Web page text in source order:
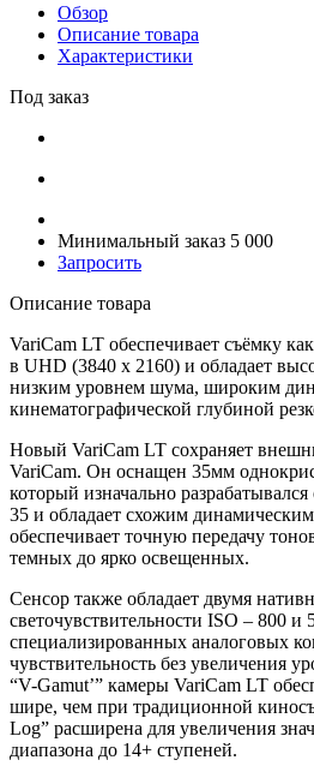
Обзор
Описание товара
Характеристики
Под заказ
Минимальный заказ 5 000
Запросить
Описание товара
VariCam LT обеспечивает съёмку
в UHD (3840 x 2160) и обладает
низким уровнем шума, широким
кинематографической глубиной
Новый VariCam LT сохраняет
VariCam. Он оснащен 35мм
который изначально
35 и обладает схожим
обеспечивает точную передачу
темных до ярко освещенных.
Сенсор также обладает двумя
светочувствительности ISO – 800 и
специализированных аналоговых
чувствительность без увеличения
“V-Gamut’” камеры VariCam LT
шире, чем при традиционной
Log” расширена для увеличения
диапазона до 14+ ступеней.